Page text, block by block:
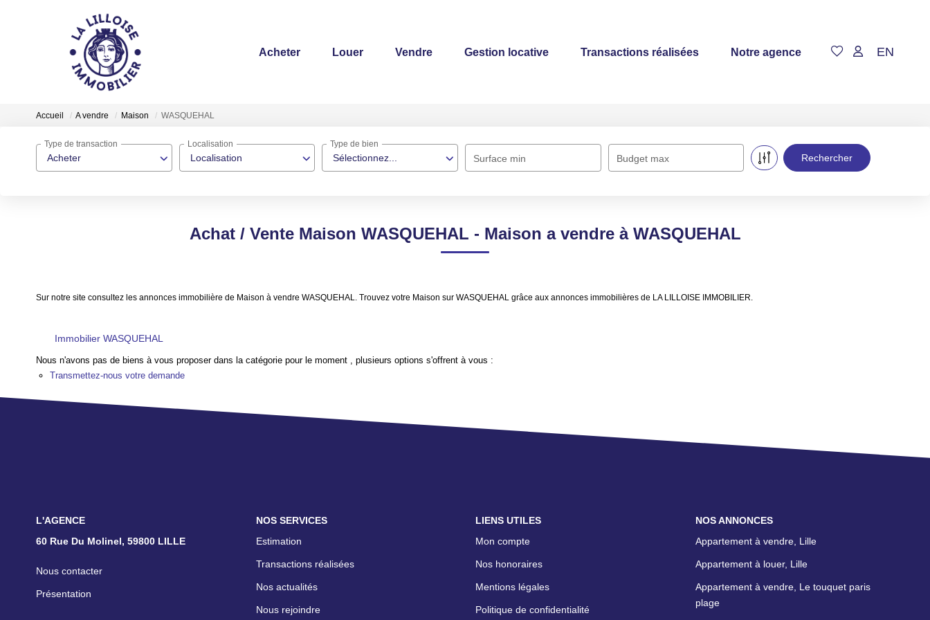
Acheter Louer Vendre Gestion locative Transactions réalisées Notre agence EN
Accueil A vendre Maison WASQUEHAL
Acheter
Type de transaction
Localisation
Localisation
Sélectionnez...
Type de bien
Surface min Budget max
Achat / Vente Maison WASQUEHAL - Maison a vendre à WASQUEHAL
Sur notre site consultez les annonces immobilière de Maison à vendre WASQUEHAL. Trouvez votre Maison sur WASQUEHAL grâce aux annonces immobilières de LA LILLOISE IMMOBILIER.
Immobilier WASQUEHAL
Nous n'avons pas de biens à vous proposer dans la catégorie pour le moment , plusieurs options s'offrent à vous :
Transmettez-nous votre demande
L'AGENCE
60 Rue Du Molinel, 59800 LILLE
Nous contacter
Présentation
NOS SERVICES
Estimation
Transactions réalisées
Nos actualités
Nous rejoindre
LIENS UTILES
Mon compte
Nos honoraires
Mentions légales
Politique de confidentialité
NOS ANNONCES
Appartement à vendre, Lille
Appartement à louer, Lille
Appartement à vendre, Le touquet paris
plage